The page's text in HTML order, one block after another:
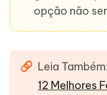
opção não
Leia Também:
12 Melhores